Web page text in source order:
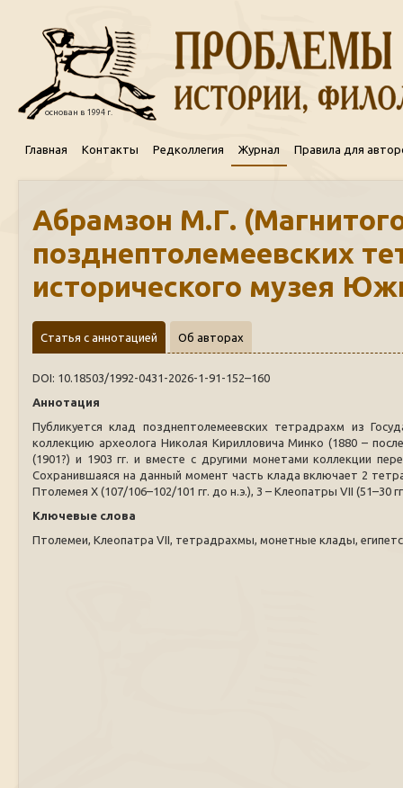
основан в 1994 г.
Главная Контакты Редколлегия Журнал Правила для
Абрамзон М.Г.
позднептолемеевских
исторического музея
Статья с аннотацией Об авторах
DOI: 10.18503/1992-0431-2026-1-91-152–160
Аннотация
Публикуется клад позднептолемеевских тетрадрахм из
коллекцию археолога Николая Кирилловича Минко (1880 –
(1901?) и 1903 гг. и вместе с другими монетами коллекции
Сохранившаяся на данный момент часть клада включает 2
Птолемея X (107/106–102/101 гг. до н.э.), 3 – Клеопатры VII (51–30
Ключевые слова
Птолемеи, Клеопатра VII, тетрадрахмы, монетные клады,